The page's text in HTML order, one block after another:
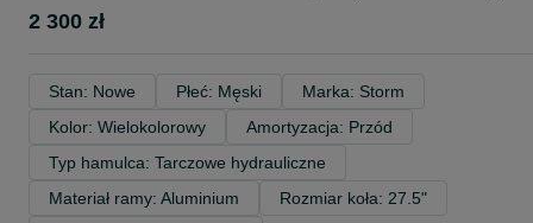
2 300 zł
Stan: Nowe Płeć: Męski
Marka: Storm
Kolor: Wielokolorowy
Amortyzacja: Przód
Typ hamulca: Tarczowe hydrauliczne
Materiał ramy: Aluminium
Rozmiar koła: 27.5"